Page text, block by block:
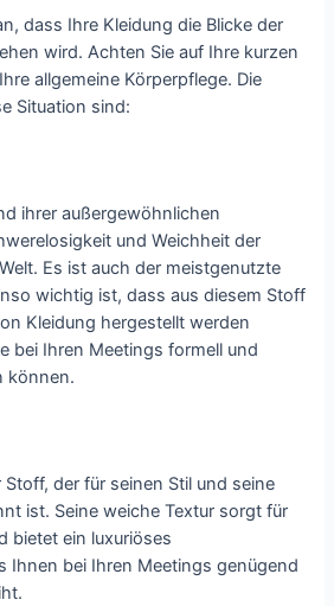
dass Ihre Kleidung die Blicke der
wird. Achten Sie auf Ihre kurzen
allgemeine Körperpflege. Die
Situation sind:
ihrer außergewöhnlichen
und Weichheit der
Es ist auch der meistgenutzte
wichtig ist, dass aus diesem Stoff
Kleidung hergestellt werden
bei Ihren Meetings formell und
können.
der für seinen Stil und seine
ist. Seine weiche Textur sorgt für
bietet ein luxuriöses
Ihnen bei Ihren Meetings genügend